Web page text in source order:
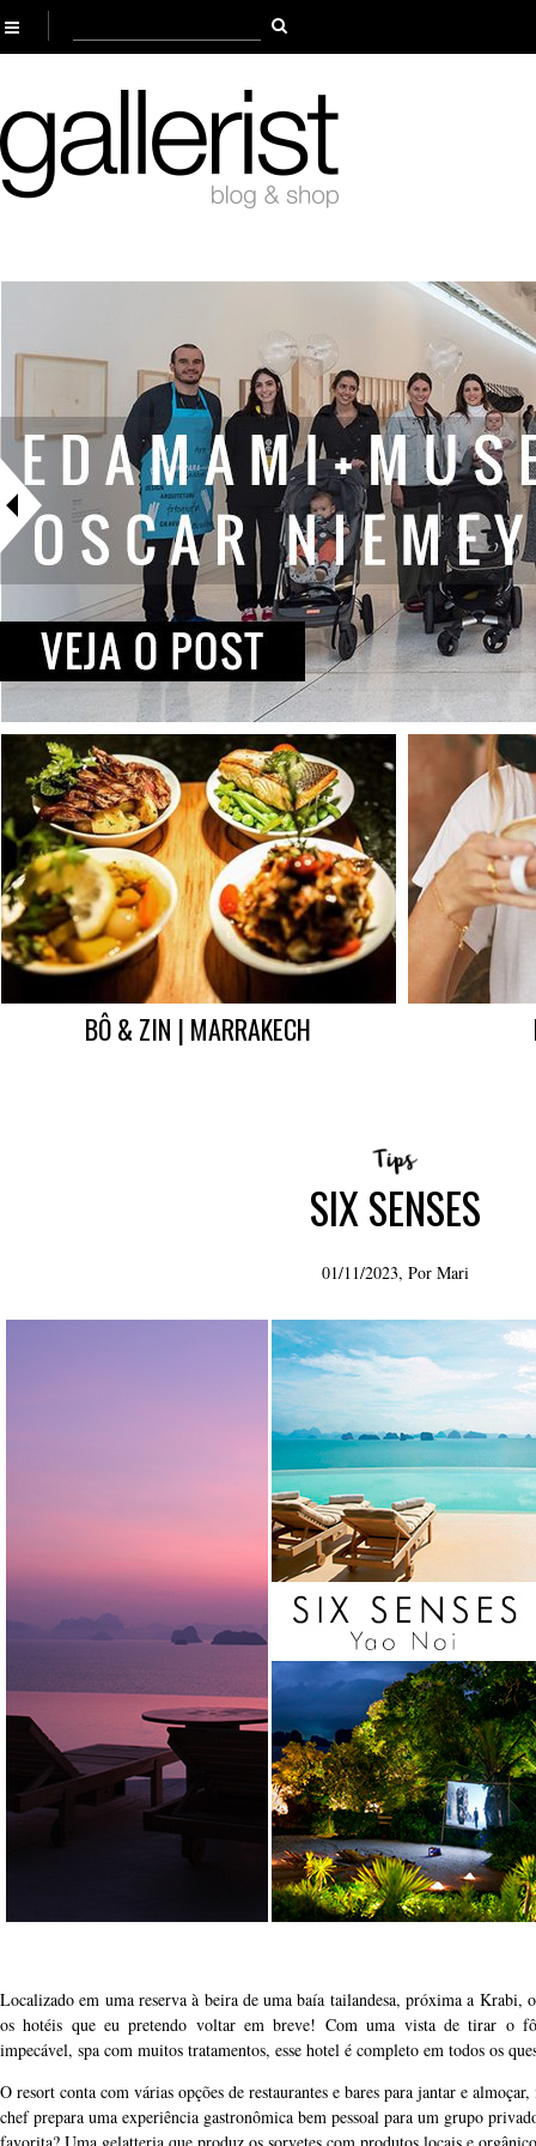
BÔ & ZIN | MARRAKECH
SIX SENSES
01/11/2023, Por Mari
Localizado em uma reserva à beira de uma baía tailandesa, próxima a Krabi,
os hotéis que eu pretendo voltar em breve! Com uma vista de tirar o
impecável, spa com muitos tratamentos, esse hotel é completo em todos os
O resort conta com várias opções de restaurantes e bares para jantar e
chef prepara uma experiência gastronômica bem pessoal para um grupo